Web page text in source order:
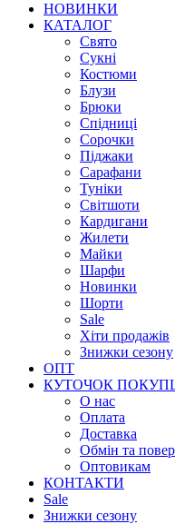
НОВИНКИ
КАТАЛОГ
Свято
Сукні
Костюми
Блузи
Брюки
Спідниці
Сорочки
Піджаки
Сарафани
Туніки
Світшоти
Кардигани
Жилети
Майки
Шарфи
Новинки
Шорти
Sale
Хіти продажів
Знижки сезону
ОПТ
КУТОЧОК
О нас
Оплата
Доставка
Обмін та
Оптовикам
КОНТАКТИ
Sale
Знижки сезону